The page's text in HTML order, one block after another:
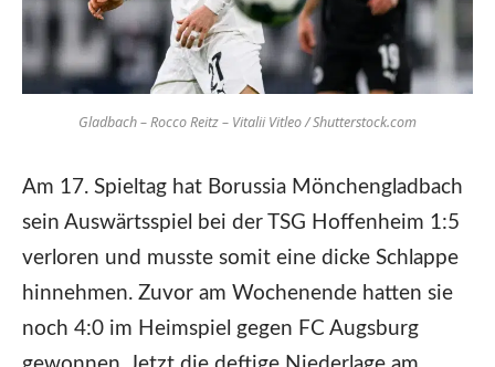
Gladbach – Rocco Reitz – Vitalii Vitleo / Shutterstock.com
Am 17. Spieltag hat Borussia Mönchengladbach
sein Auswärtsspiel bei der TSG Hoffenheim 1:5
verloren und musste somit eine dicke Schlappe
hinnehmen. Zuvor am Wochenende hatten sie
noch 4:0 im Heimspiel gegen FC Augsburg